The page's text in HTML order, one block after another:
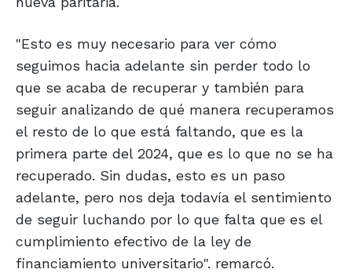
"Esto es muy necesario para ver cómo
seguimos hacia adelante sin perder todo lo
que se acaba de recuperar y también para
seguir analizando de qué manera recuperamos
el resto de lo que está faltando, que es la
primera parte del 2024, que es lo que no se ha
recuperado. Sin dudas, esto es un paso
adelante, pero nos deja todavía el sentimiento
de seguir luchando por lo que falta que es el
cumplimiento efectivo de la ley de
financiamiento universitario". remarcó.